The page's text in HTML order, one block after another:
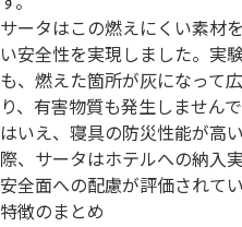
サータはこの燃えにくい素材
い安全性を実現しました。実
も、燃えた箇所が灰になって
り、有害物質も発生しません
はいえ、寝具の防災性能が高
際、サータはホテルへの納入
安全面への配慮が評価されて
特徴のまとめ